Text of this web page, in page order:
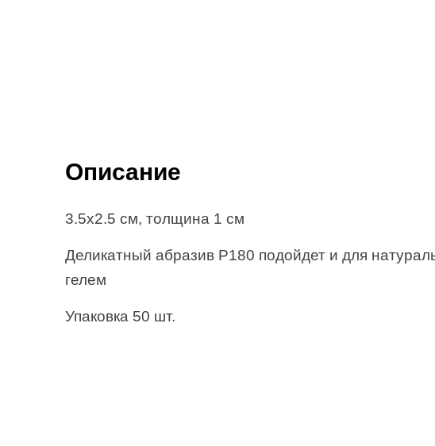
Описание
3.5х2.5 см, толщина 1 см
Деликатный абразив Р180 подойдет и для
гелем
Упаковка 50 шт.